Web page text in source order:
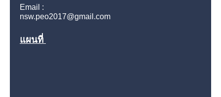
Email :
nsw.peo2017@gmail.com
แผนที่